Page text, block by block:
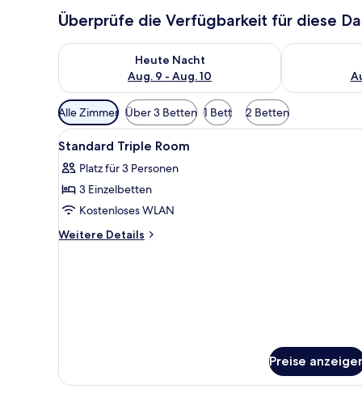
Überprüfe die Verfügbarkeit für diese
Heute Nacht
Aug. 9 - Aug. 10
Überprüfe die Verfügbarkeit für heute Nacht, Aug. 9
Überprüfe
Verfügbare
Filter
für
Alle Zimmer Über 3 Betten 1 Bett 2 Betten
Alle
Fotos
für
Standard
Triple
Room
Ein Hotelzimmer mit zwei
1
Standard Triple Room
Platz für 3 Personen
3 Einzelbetten
Kostenloses WLAN
Weitere Details
Weitere
Preise